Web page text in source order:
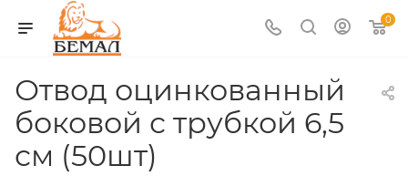
0
Отвод оцинкованный
боковой с трубкой 6,5
см (50шт)